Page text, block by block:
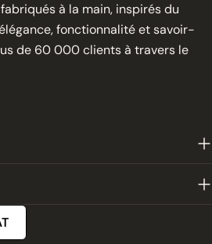
à la main, inspirés du
fonctionnalité et savoir-
de 60 000 clients à travers le